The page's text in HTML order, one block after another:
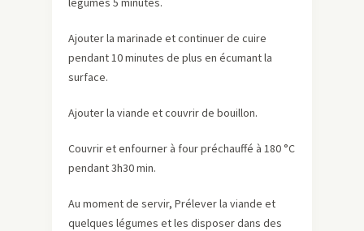
Ajouter la marinade et continuer de cuire
pendant 10 minutes de plus en écumant la
surface.
Ajouter la viande et couvrir de bouillon.
Couvrir et enfourner à four préchauffé à 180 °C
pendant 3h30 min.
Au moment de servir, Prélever la viande et
quelques légumes et les disposer dans des